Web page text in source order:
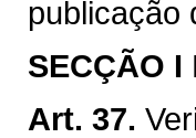
publicação
SECÇÃO I
Art. 37.